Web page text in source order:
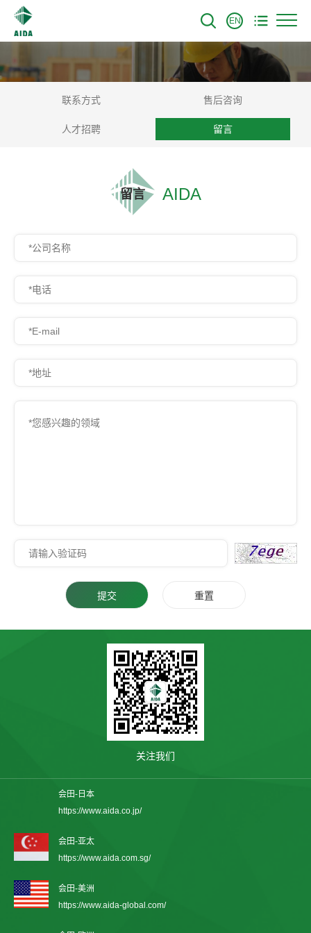
EN
联系方式 售后咨询
人才招聘 留言
留言 AIDA
提交 重置
关注我们
会田-日本
https://www.aida.co.jp/
会田-亚太
https://www.aida.com.sg/
会田-美洲
https://www.aida-global.com/